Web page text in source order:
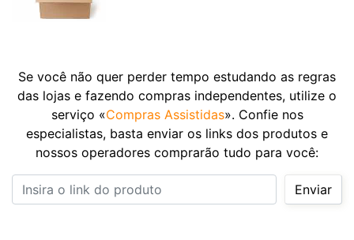
Se você não quer perder tempo estudando as regras
das lojas e fazendo compras independentes, utilize o
serviço «Compras Assistidas». Confie nos
especialistas, basta enviar os links dos produtos e
nossos operadores comprarão tudo para você:
Insira o link do produto
Enviar